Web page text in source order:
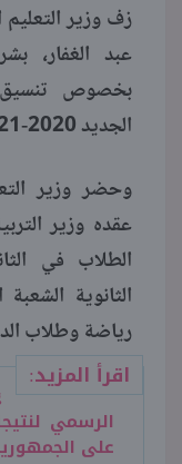
زف وزير التعليم
عبد الغفار،
بخصوص تنسيق
الجديد 2020-2021.
وحضر وزير
عقده وزير
الطلاب في
الثانوية
رياضة وطلاب
اقرأ المزيد:
الرسمي
على